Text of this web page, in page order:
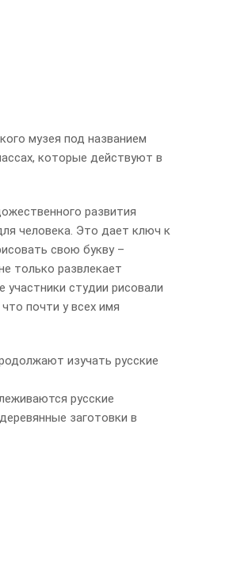
музея под названием
которые действуют в
развития
человека. Это дает ключ к
свою букву –
только развлекает
студии рисовали
почти у всех имя
изучать русские
русские
заготовки в